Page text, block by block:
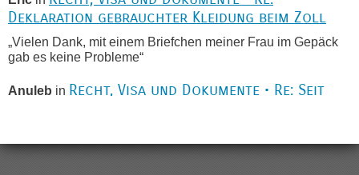
Deklaration gebrauchter Kleidung beim Zoll
„Vielen Dank, mit einem Briefchen meiner Frau im Gepäck
gab es keine Probleme“
Anuleb in Recht, Visa und Dokumente • Re: Seit
aufgedeckt